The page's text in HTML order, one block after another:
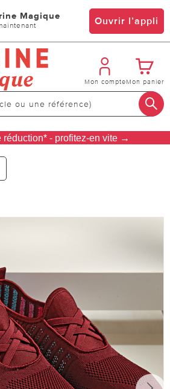
Magique Ouvrir l’appli
Mon compteMon panier
réduction* - profitez-en vite →